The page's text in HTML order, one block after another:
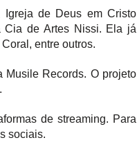
Igreja de Deus em Cristo
Cia de Artes Nissi. Ela já
entre outros.
Musile Records. O projeto
de streaming. Para
sociais.